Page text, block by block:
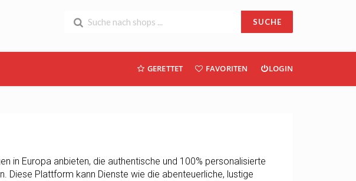
SUCHE
GERETTET FAVORITEN LOGIN
in Europa anbieten, die authentische und 100% personalisierte
Diese Plattform kann Dienste wie die abenteuerliche, lustige